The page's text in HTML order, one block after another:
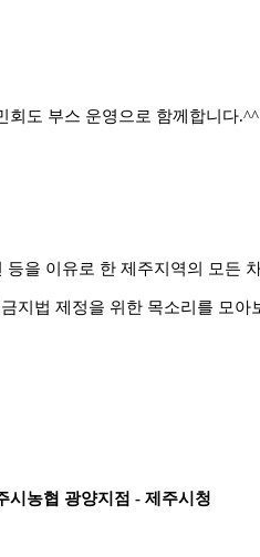
회도 부스 운영으로 함께합니다.^^
을 이유로 한 제주지역의 모든
지법 제정을 위한 목소리를 모
시농협 광양지점 - 제주시청